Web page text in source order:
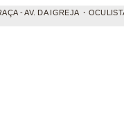
DA IGREJA ・